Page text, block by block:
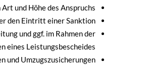
und Höhe des Anspruchs
den Eintritt einer Sanktion
und ggf. im Rahmen der
eines Leistungsbescheides
Umzugszusicherungen.